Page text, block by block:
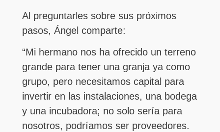
Al preguntarles sobre sus próximos
pasos, Ángel comparte:
“Mi hermano nos ha ofrecido un terreno
grande para tener una granja ya como
grupo, pero necesitamos capital para
invertir en las instalaciones, una bodega
y una incubadora; no solo sería para
nosotros, podríamos ser proveedores.